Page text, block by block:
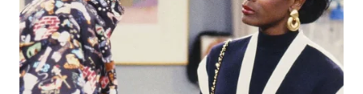
CO ID
WAHANANEWS
NET